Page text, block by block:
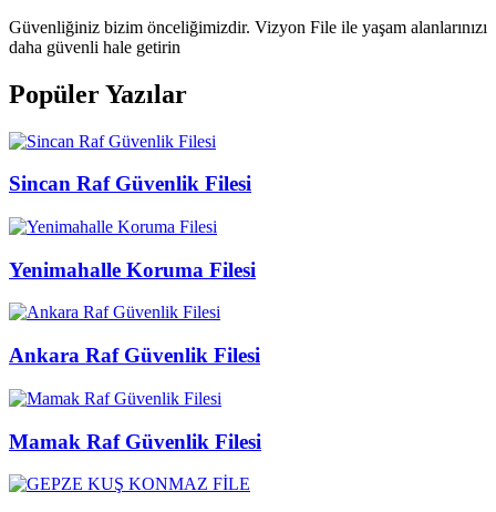
Güvenliğiniz bizim önceliğimizdir. Vizyon File ile yaşam alanlarınızı
daha güvenli hale getirin
Popüler Yazılar
Sincan Raf Güvenlik Filesi
Yenimahalle Koruma Filesi
Ankara Raf Güvenlik Filesi
Mamak Raf Güvenlik Filesi